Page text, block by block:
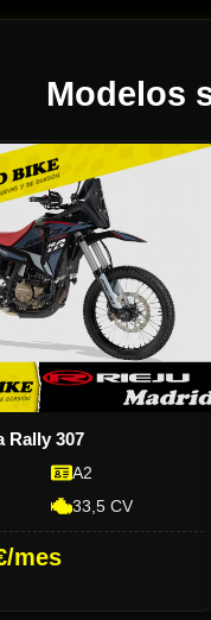
Modelos
Rally 307
A2
33,5 CV
mes